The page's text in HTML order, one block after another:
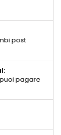
post
pagare